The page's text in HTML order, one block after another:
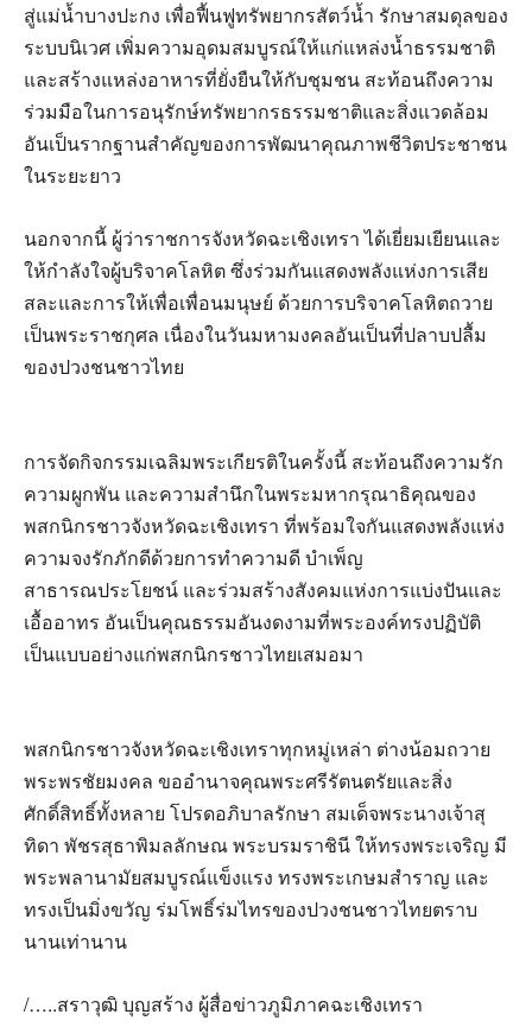
สู่แม่น้ำบางปะกง เพื่อฟื้นฟูทรัพยากรสัตว์น้ำ รักษาสมดุลของ
ระบบนิเวศ เพิ่มความอุดมสมบูรณ์ให้แก่แหล่งน้ำธรรมชาติ
และสร้างแหล่งอาหารที่ยั่งยืนให้กับชุมชน สะท้อนถึงความ
ร่วมมือในการอนุรักษ์ทรัพยากรธรรมชาติและสิ่งแวดล้อม
อันเป็นรากฐานสำคัญของการพัฒนาคุณภาพชีวิตประชาชน
ในระยะยาว
นอกจากนี้ ผู้ว่าราชการจังหวัดฉะเชิงเทรา ได้เยี่ยมเยียนและ
ให้กำลังใจผู้บริจาคโลหิต ซึ่งร่วมกันแสดงพลังแห่งการเสีย
สละและการให้เพื่อเพื่อนมนุษย์ ด้วยการบริจาคโลหิตถวาย
เป็นพระราชกุศล เนื่องในวันมหามงคลอันเป็นที่ปลาบปลื้ม
ของปวงชนชาวไทย
การจัดกิจกรรมเฉลิมพระเกียรติในครั้งนี้ สะท้อนถึงความรัก
ความผูกพัน และความสำนึกในพระมหากรุณาธิคุณของ
พสกนิกรชาวจังหวัดฉะเชิงเทรา ที่พร้อมใจกันแสดงพลังแห่ง
ความจงรักภักดีด้วยการทำความดี บำเพ็ญ
สาธารณประโยชน์ และร่วมสร้างสังคมแห่งการแบ่งปันและ
เอื้ออาทร อันเป็นคุณธรรมอันงดงามที่พระองค์ทรงปฏิบัติ
เป็นแบบอย่างแก่พสกนิกรชาวไทยเสมอมา
พสกนิกรชาวจังหวัดฉะเชิงเทราทุกหมู่เหล่า ต่างน้อมถวาย
พระพรชัยมงคล ขออำนาจคุณพระศรีรัตนตรัยและสิ่ง
ศักดิ์สิทธิ์ทั้งหลาย โปรดอภิบาลรักษา สมเด็จพระนางเจ้าสุ
ทิดา พัชรสุธาพิมลลักษณ พระบรมราชินี ให้ทรงพระเจริญ มี
พระพลานามัยสมบูรณ์แข็งแรง ทรงพระเกษมสำราญ และ
ทรงเป็นมิ่งขวัญ ร่มโพธิ์ร่มไทรของปวงชนชาวไทยตราบ
นานเท่านาน
/…..สราวุฒิ บุญสร้าง ผู้สื่อข่าวภูมิภาคฉะเชิงเทรา